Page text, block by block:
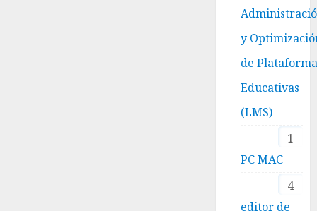
y
de
Educativas
(LMS)
1
PC MAC
4
editor de